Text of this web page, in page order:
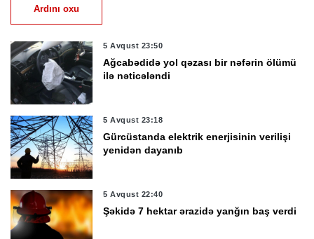
Ardını oxu
5 Avqust 23:50
Ağcabədidə yol qəzası bir nəfərin ölümü
ilə nəticələndi
5 Avqust 23:18
Gürcüstanda elektrik enerjisinin verilişi
yenidən dayanıb
5 Avqust 22:40
Şəkidə 7 hektar ərazidə yanğın baş verdi